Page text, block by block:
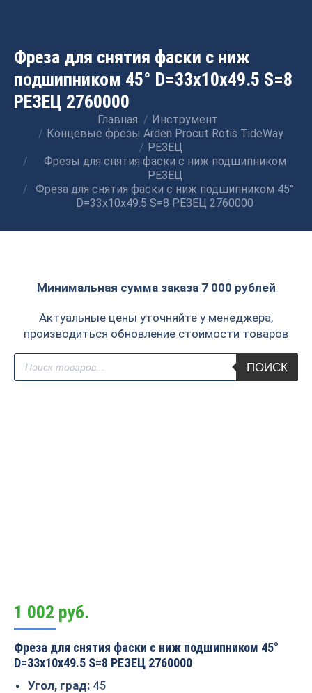
Фреза для снятия фаски с ниж
подшипником 45° D=33x10x49.5 S=8
РЕЗЕЦ 2760000
Главная
Инструмент
Концевые фрезы Arden Procut Rotis TideWay
РЕЗЕЦ
Фрезы для снятия фаски с ниж подшипником
РЕЗЕЦ
Фреза для снятия фаски с ниж подшипником 45°
D=33x10x49.5 S=8 РЕЗЕЦ 2760000
Минимальная сумма заказа 7 000 рублей
Актуальные цены уточняйте у менеджера,
производиться обновление стоимости товаров
Поиск
товаров
ПОИСК
1 002 руб.
Фреза для снятия фаски с ниж подшипником 45°
D=33x10x49.5 S=8 РЕЗЕЦ 2760000
Угол, град: 45